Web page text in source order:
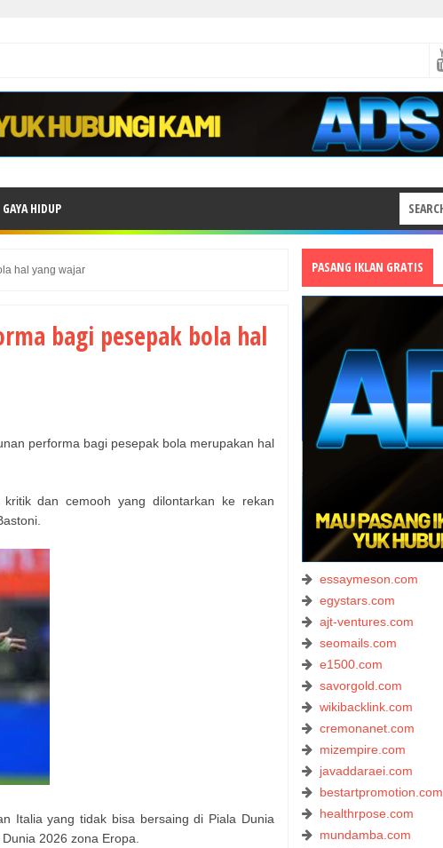
GAYA HIDUP
hal yang wajar
bagi pesepak bola hal
performa bagi pesepak bola merupakan hal
dan cemooh yang dilontarkan ke rekan
Italia yang tidak bisa bersaing di Piala Dunia
2026 zona Eropa.
PASANG IKLAN GRATIS
essaymeson.com
egystars.com
ajt-ventures.com
seomails.com
e1500.com
savorgold.com
wikibacklink.com
cremonanet.com
mizempire.com
javaddaraei.com
bestartpromotion.com
healthrpose.com
mundamba.com